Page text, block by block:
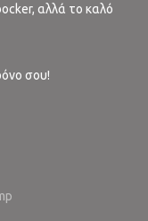
αλλά το καλό
σου!